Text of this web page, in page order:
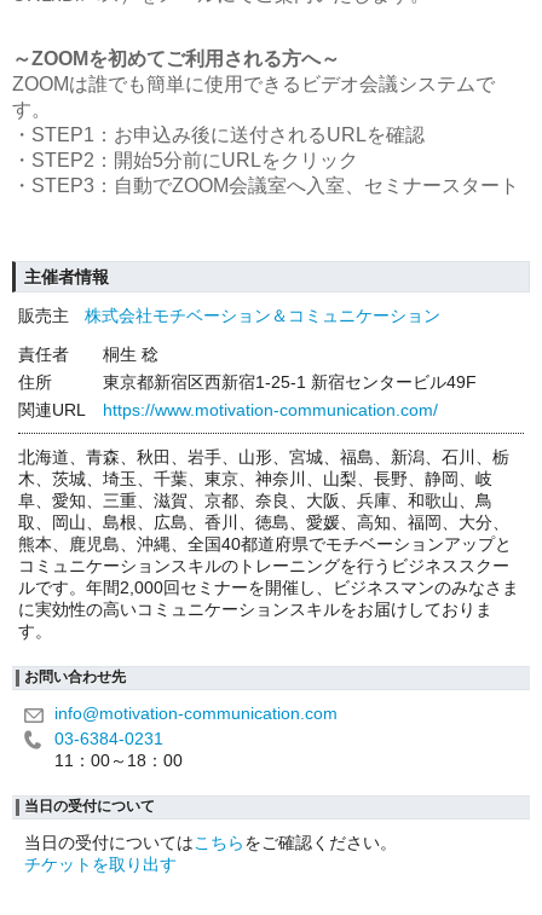
～ZOOMを初めてご利用される方へ～
ZOOMは誰でも簡単に使用できるビデオ会議システムで
す。
・STEP1：お申込み後に送付されるURLを確認
・STEP2：開始5分前にURLをクリック
・STEP3：自動でZOOM会議室へ入室、セミナースタート
主催者情報
販売主
株式会社モチベーション＆コミュニケーション
責任者
桐生 稔
住所
東京都新宿区西新宿1-25-1 新宿センタービル49F
関連URL
https://www.motivation-communication.com/
北海道、青森、秋田、岩手、山形、宮城、福島、新潟、石川、栃
木、茨城、埼玉、千葉、東京、神奈川、山梨、長野、静岡、岐
阜、愛知、三重、滋賀、京都、奈良、大阪、兵庫、和歌山、鳥
取、岡山、島根、広島、香川、徳島、愛媛、高知、福岡、大分、
熊本、鹿児島、沖縄、全国40都道府県でモチベーションアップと
コミュニケーションスキルのトレーニングを行うビジネススクー
ルです。年間2,000回セミナーを開催し、ビジネスマンのみなさま
に実効性の高いコミュニケーションスキルをお届けしておりま
す。
お問い合わせ先
info@motivation-communication.com
03-6384-0231
11：00～18：00
当日の受付について
当日の受付についてはこちらをご確認ください。
チケットを取り出す